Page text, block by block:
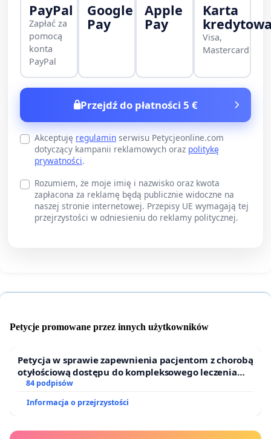
PayPal
Zapłać za
pomocą
konta
PayPal
Google
Pay
Apple
Pay
Karta
Visa,
Mastercard
Przejdź do płatności 5 €
Akceptuję regulamin serwisu Petycjeonline.com
dotyczący kampanii reklamowych oraz politykę
prywatności.
Rozumiem, że moje imię i nazwisko oraz kwota
zapłacona za reklamę będą publicznie widoczne na
naszej stronie internetowej. Przepisy UE wymagają tej
przejrzystości w odniesieniu do reklamy politycznej.
Petycje promowane przez innych użytkowników
Petycja w sprawie zapewnienia pacjentom z chorobą
otyłościową dostępu do kompleksowego leczenia
oraz programów profilaktycznych.
84 podpisów
Informacja o przejrzystości